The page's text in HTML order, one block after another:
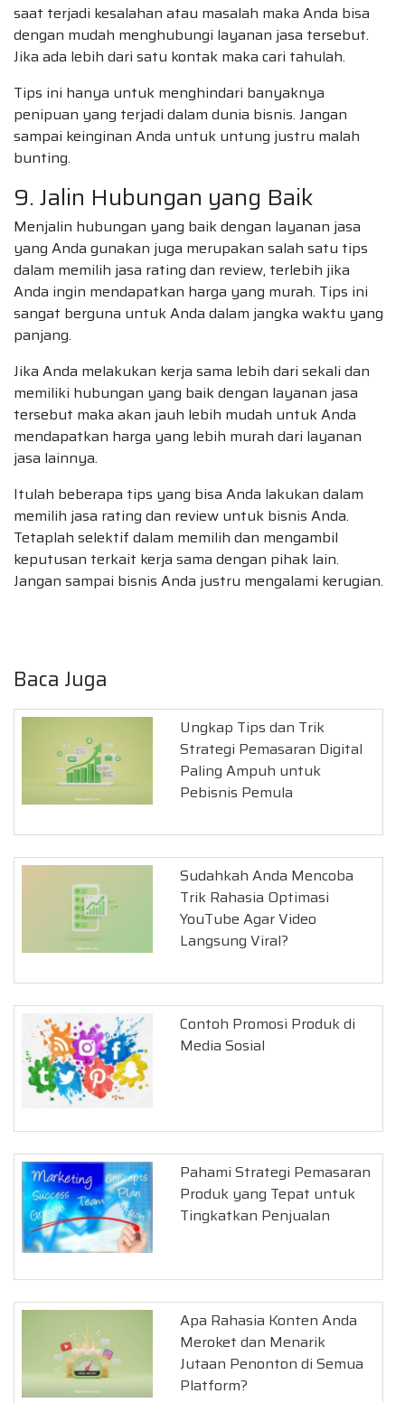
saat terjadi kesalahan atau masalah maka Anda bisa
dengan mudah menghubungi layanan jasa tersebut.
Jika ada lebih dari satu kontak maka cari tahulah.
Tips ini hanya untuk menghindari banyaknya
penipuan yang terjadi dalam dunia bisnis. Jangan
sampai keinginan Anda untuk untung justru malah
bunting.
9. Jalin Hubungan yang Baik
Menjalin hubungan yang baik dengan layanan jasa
yang Anda gunakan juga merupakan salah satu tips
dalam memilih jasa rating dan review, terlebih jika
Anda ingin mendapatkan harga yang murah. Tips ini
sangat berguna untuk Anda dalam jangka waktu yang
panjang.
Jika Anda melakukan kerja sama lebih dari sekali dan
memiliki hubungan yang baik dengan layanan jasa
tersebut maka akan jauh lebih mudah untuk Anda
mendapatkan harga yang lebih murah dari layanan
jasa lainnya.
Itulah beberapa tips yang bisa Anda lakukan dalam
memilih jasa rating dan review untuk bisnis Anda.
Tetaplah selektif dalam memilih dan mengambil
keputusan terkait kerja sama dengan pihak lain.
Jangan sampai bisnis Anda justru mengalami kerugian.
Baca Juga
Ungkap Tips dan Trik
Strategi Pemasaran Digital
Paling Ampuh untuk
Pebisnis Pemula
Sudahkah Anda Mencoba
Trik Rahasia Optimasi
YouTube Agar Video
Langsung Viral?
Contoh Promosi Produk di
Media Sosial
Pahami Strategi Pemasaran
Produk yang Tepat untuk
Tingkatkan Penjualan
Apa Rahasia Konten Anda
Meroket dan Menarik
Jutaan Penonton di Semua
Platform?